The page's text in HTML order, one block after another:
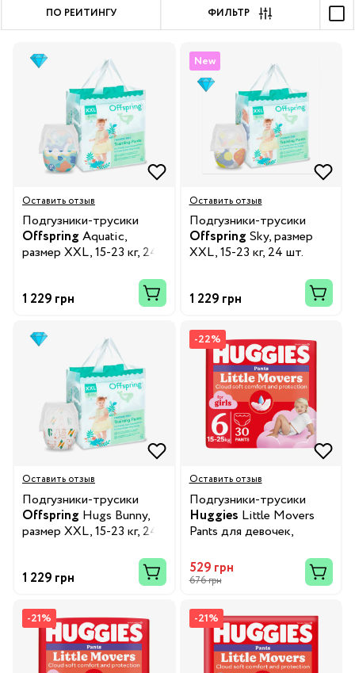
ПО РЕЙТИНГУ ФИЛЬТР
Оставить отзыв
Подгузники-трусики
Offspring Aquatic,
размер XXL, 15-23 кг, 24
1 229 грн
New
Оставить отзыв
Подгузники-трусики
Offspring Sky, размер
XXL, 15-23 кг, 24 шт.
1 229 грн
Оставить отзыв
Подгузники-трусики
Offspring Hugs Bunny,
размер XXL, 15-23 кг, 24
1 229 грн
-22%
Оставить отзыв
Подгузники-трусики
Huggies Little Movers
Pants для девочек,
529 грн
676 грн
-21% -21%